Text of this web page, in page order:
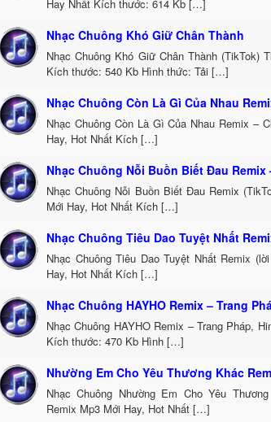
Hay Nhất Kích thước: 614 Kb […]
Nhạc Chuông Khó Giữ Chân Thành
Nhạc Chuông Khó Giữ Chân Thành (TikTok)
Kích thước: 540 Kb Hình thức: Tải […]
Nhạc Chuông Còn Là Gì Của Nhau
Nhạc Chuông Còn Là Gì Của Nhau Remix –
Hay, Hot Nhất Kích […]
Nhạc Chuông Nỗi Buồn Biết Đau Remix
Nhạc Chuông Nỗi Buồn Biết Đau Remix
Mới Hay, Hot Nhất Kích […]
Nhạc Chuông Tiêu Dao Tuyệt Nhất
Nhạc Chuông Tiêu Dao Tuyệt Nhất Remix
Hay, Hot Nhất Kích […]
Nhạc Chuông HAYHO Remix – Trang
Nhạc Chuông HAYHO Remix – Trang Pháp,
Kích thước: 470 Kb Hình […]
Nhường Em Cho Yêu Thương Khác
Nhạc Chuông Nhường Em Cho Yêu
Remix Mp3 Mới Hay, Hot Nhất […]